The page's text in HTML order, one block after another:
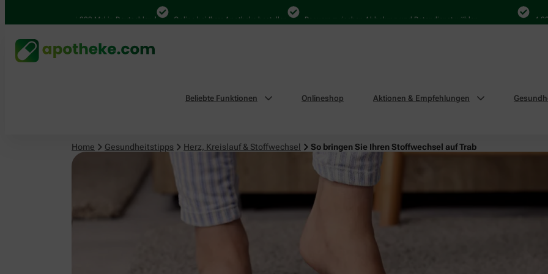
4.000 Mal in Deutschland Online bei Ihrer Apotheke bestellen Bequem zwischen Abholung und Botendienst wählen 4.000 Mal
Beliebte Funktionen Onlineshop Aktionen & Empfehlungen
Home Gesundheitstipps Herz, Kreislauf & Stoffwechsel So bringen Sie Ihren Stoffwechsel auf Trab
Herz, Kreislauf & Stoffwechsel